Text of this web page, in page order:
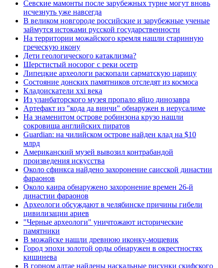
Севские мамонты после зарубежных турне могут вновь
исчезнуть уже навсегда
В великом новгороде российские и зарубежные ученые
займутся истоками русской государственности
На территории можайского кремля нашли старинную
греческую икону
Дети геологического катаклизма?
Шерстистый носорог с реки осетр
Липецкие археологи раскопали сарматскую царицу
Состояние донских памятников отследят из космоса
Кладоискатели xxi века
Из уланбаторского музея пропало яйцо динозавра
Артефакт из "кода да винчи" обнаружен в иерусалиме
На знаменитом острове робинзона крузо нашли
сокровища английских пиратов
Guardian: на чилийском острове найден клад на $10
млрд
Американский музей вывозил контрабандой
произведения искусства
Около сфинкса найдено захоронение саисской династии
фараонов
Около каира обнаружено захоронение времен 26-й
династии фараонов
Археологи обсуждают в челябинске причины гибели
цивилизации ариев
"Черные археологи" уничтожают исторические
памятники
В можайске нашли древнюю иконку-мощевик
Город эпохи золотой орды обнаружен в окрестностях
кишинева
В горном алтае найдены наскальные рисунки скифского